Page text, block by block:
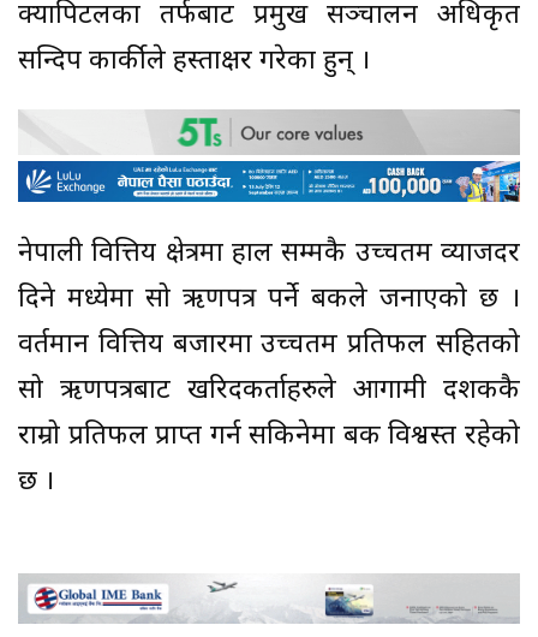
क्यापिटलका तर्फबाट प्रमुख सञ्चालन अधिकृत
सन्दिप कार्कीले हस्ताक्षर गरेका हुन् ।
नेपाली वित्तिय क्षेत्रमा हाल सम्मकै उच्चतम व्याजदर
दिने मध्येमा सो ऋणपत्र पर्ने बैंकले जनाएको छ ।
वर्तमान वित्तिय बजारमा उच्चतम प्रतिफल सहितको
सो ऋणपत्रबाट खरिदकर्ताहरुले आगामी दशककै
राम्रो प्रतिफल प्राप्त गर्न सकिनेमा बैंक विश्वस्त रहेको
छ ।